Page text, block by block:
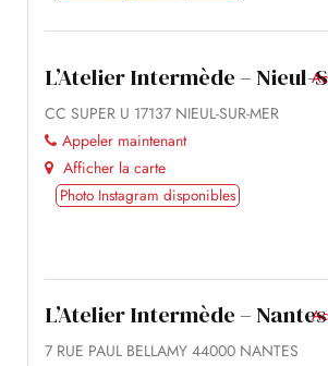
CC SUPER U 17137 NIEUL-SUR-MER
Appeler maintenant
Afficher la carte
Photo Instagram disponibles
L’Atelier Intermède – Nantes
7 RUE PAUL BELLAMY 44000 NANTES
Appeler maintenant